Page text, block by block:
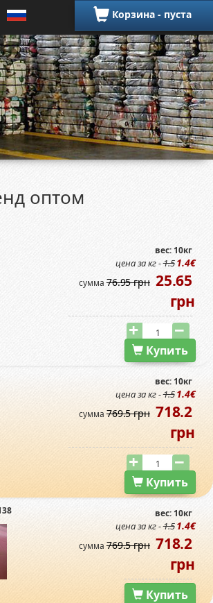
оптом
вес: 10кг
цена за кг -1.51.4€
сумма76.95 грн 25.65
грн
Купить
вес: 10кг
цена за кг -1.51.4€
сумма769.5 грн 718.2
грн
Купить
вес: 10кг
цена за кг -1.51.4€
сумма769.5 грн 718.2
грн
Купить
Корзина - пуста